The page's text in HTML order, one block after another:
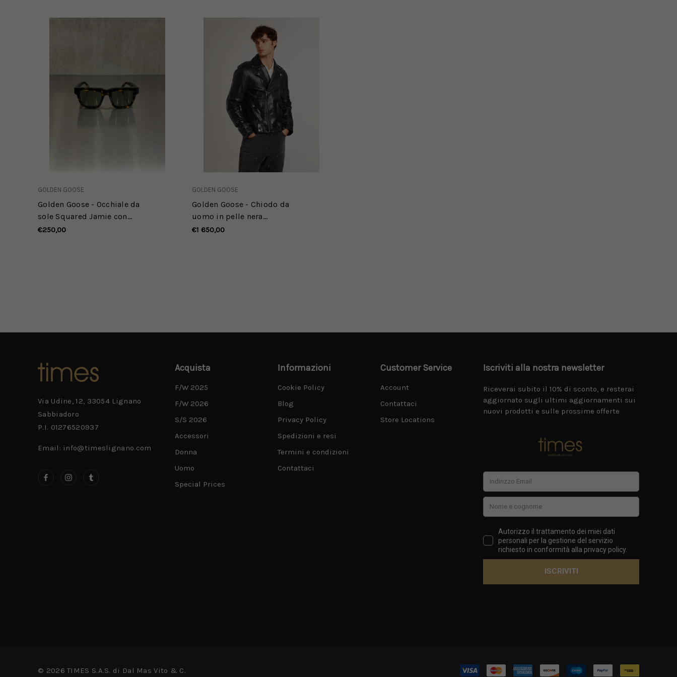
GOLDEN GOOSE
Golden Goose - Occhiale da
sole Squared Jamie con
montatura Havana
€250,00
GOLDEN GOOSE
Golden Goose - Chiodo da
uomo in pelle nera
dall'effetto lucido
€1 650,00
Via Udine, 12, 33054 Lignano
Sabbiadoro
P.I. 01276520937
Email: info@timeslignano.com
Acquista
F/W 2025
F/W 2026
S/S 2026
Accessori
Donna
Uomo
Special Prices
Informazioni
Cookie Policy
Blog
Privacy Policy
Spedizioni e resi
Termini e condizioni
Contattaci
Customer Service
Account
Contattaci
Store Locations
Iscriviti alla nostra newsletter
Riceverai subito il 10% di sconto, e resterai
aggiornato sugli ultimi aggiornamenti sui
nuovi prodotti e sulle prossime offerte
© 2026 TIMES S.A.S. di Dal Mas Vito & C.